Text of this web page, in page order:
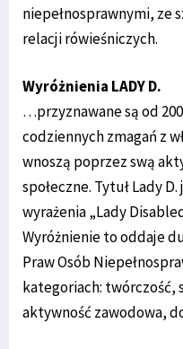
niepełnosprawnymi, ze
relacji rówieśniczych.
Wyróżnienia LADY D.
…przyznawane są od
codziennych zmagań z
wnoszą poprzez swą
społeczne. Tytuł Lady
wyrażenia „Lady
Wyróżnienie to oddaje
Praw Osób
kategoriach: twórczość,
aktywność zawodowa,